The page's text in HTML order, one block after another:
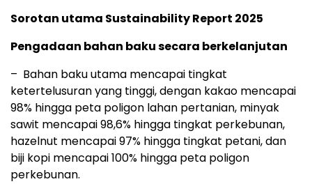
Sorotan utama Sustainability Report 2025
Pengadaan bahan baku secara berkelanjutan
– Bahan baku utama mencapai tingkat
ketertelusuran yang tinggi, dengan kakao mencapai
98% hingga peta poligon lahan pertanian, minyak
sawit mencapai 98,6% hingga tingkat perkebunan,
hazelnut mencapai 97% hingga tingkat petani, dan
biji kopi mencapai 100% hingga peta poligon
perkebunan.